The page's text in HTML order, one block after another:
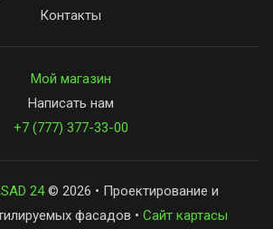
Контакты
Мой магазин
Написать нам
+7 (777) 377-33-00
24© 2026 • Проектирование и
фасадов • Сайт картасы